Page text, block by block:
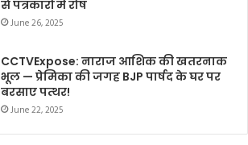
से पत्रकारों में रोष
June 26, 2025
CCTVExpose: नाराज आशिक की खतरनाक
भूल — प्रेमिका की जगह BJP पार्षद के घर पर
बरसाए पत्थर!
June 22, 2025